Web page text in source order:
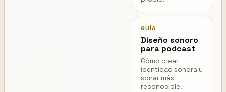
GUÍA
Diseño sonoro
para podcast
Cómo crear
identidad sonora y
sonar más
reconocible.